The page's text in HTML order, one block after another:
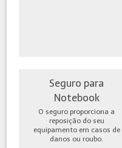
Seguro para
Notebook
O seguro proporciona a
reposição do seu
equipamento em casos de
danos ou roubo.